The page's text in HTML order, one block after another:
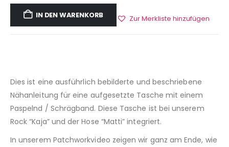
IN DEN WARENKORB Zur Merkliste hinzufügen
Dies ist eine ausführlich bebilderte und beschriebene
Nähanleitung für eine aufgesetzte Tasche mit einem
Paspelnd / Schrägband. Diese Tasche ist bei unserem
Rock “Kaja” und der Hose “Matti” integriert.
In unserem Patchworkvideo zeigen wir ganz am Ende, wie